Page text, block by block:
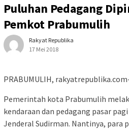
Puluhan Pedagang
Pemkot Prabumulih
Rakyat Republika
17 Mei 2018
PRABUMULIH,
Pemerintah kota Prabumulih
kendaraan dan pedagang pasar
Jenderal Sudirman. Nantinya, para